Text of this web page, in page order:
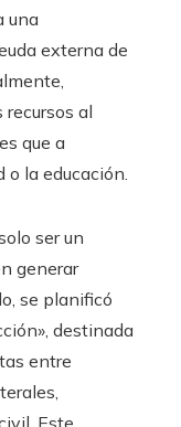
una
externa de
al
que a
la educación.
ser un
generar
se planificó
destinada
entre
Este